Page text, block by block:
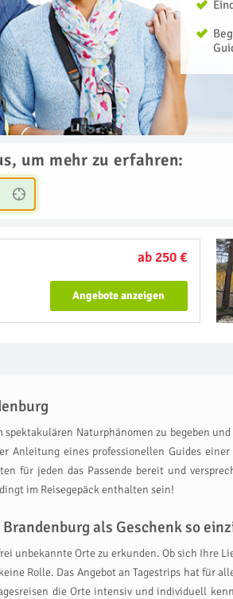
um mehr zu erfahren:
ab 250 €
Angebote anzeigen
Naturphänomen zu begeben
Anleitung eines professionellen Guides
für jeden das Passende bereit und
im Reisegepäck enthalten sein!
als Geschenk so
unbekannte Orte zu erkunden. Ob sich
Rolle. Das Angebot an Tagestrips hat für
die Orte intensiv und individuell